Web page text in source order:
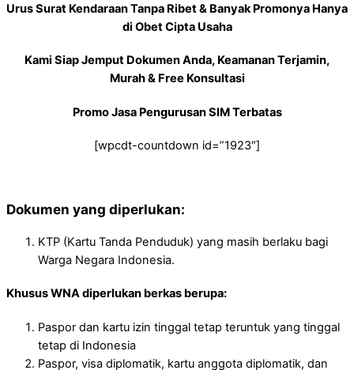
Urus Surat Kendaraan Tanpa Ribet & Banyak Promonya Hanya
di Obet Cipta Usaha
Kami Siap Jemput Dokumen Anda, Keamanan Terjamin,
Murah & Free Konsultasi
Promo Jasa Pengurusan SIM Terbatas
[wpcdt-countdown id=”1923″]
Dokumen yang diperlukan:
KTP (Kartu Tanda Penduduk) yang masih berlaku bagi
Warga Negara Indonesia.
Khusus WNA diperlukan berkas berupa:
Paspor dan kartu izin tinggal tetap teruntuk yang tinggal
tetap di Indonesia
Paspor, visa diplomatik, kartu anggota diplomatik, dan